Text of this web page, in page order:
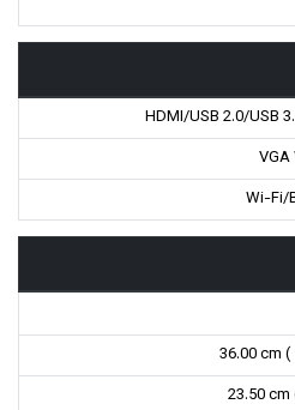
HDMI/USB 2.0/USB
Wi-Fi/
36.00 cm (
23.50 cm